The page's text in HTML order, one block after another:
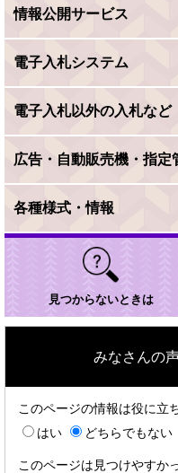
情報公開サービス
電子入札システム
電子入札以外の入札など
広告・自動販売機・指定
各種様式・情報
見つからないときは
みなさんの
このページの情報は役に立
はい
どちらでもない
このページは見つけやすか